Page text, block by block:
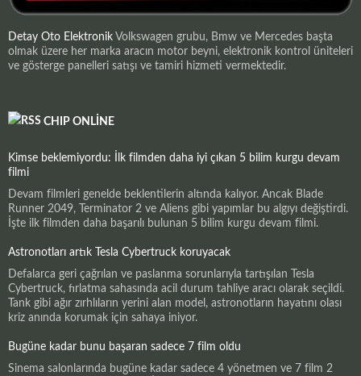
Detay Oto Elektronik Volkswagen grubu, Bmw ve Mercedes başta
olmak üzere her marka aracın motor beyni, elektronik kontrol üniteleri
ve gösterge panelleri satışı ve tamiri hizmeti vermektedir.
CHIP ONLINE
Kimse beklemiyordu: İlk filmden daha iyi çıkan 5 bilim kurgu devam
filmi
Devam filmleri genelde beklentilerin altında kalıyor. Ancak Blade
Runner 2049, Terminator 2 ve Aliens gibi yapımlar bu algıyı değiştirdi.
İşte ilk filmden daha başarılı bulunan 5 bilim kurgu devam filmi.
Astronotları artık Tesla Cybertruck koruyacak
Defalarca geri çağrılan ve paslanma sorunlarıyla tartışılan Tesla
Cybertruck, fırlatma sahasında acil durum tahliye aracı olarak seçildi.
Tank gibi ağır zırhlıların yerini alan model, astronotların hayatını olası
kriz anında korumak için sahaya iniyor.
Bugüne kadar bunu başaran sadece 7 film oldu
Sinema salonlarında bugüne kadar sadece 4 yönetmen ve 7 film 2